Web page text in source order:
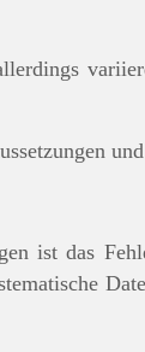
ist das